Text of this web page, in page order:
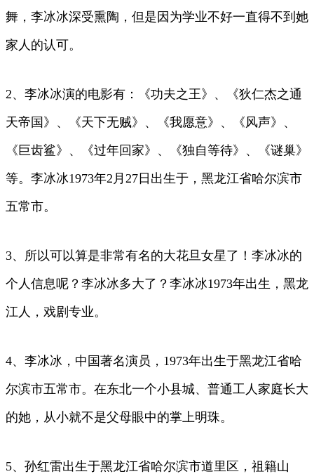
舞，李冰冰深受熏陶，但是因为学业不好一直得不到她
家人的认可。
2、李冰冰演的电影有：《功夫之王》、《狄仁杰之通
天帝国》、《天下无贼》、《我愿意》、《风声》、
《巨齿鲨》、《过年回家》、《独自等待》、《谜巢》
等。李冰冰1973年2月27日出生于，黑龙江省哈尔滨市
五常市。
3、所以可以算是非常有名的大花旦女星了！李冰冰的
个人信息呢？李冰冰多大了？李冰冰1973年出生，黑龙
江人，戏剧专业。
4、李冰冰，中国著名演员，1973年出生于黑龙江省哈
尔滨市五常市。在东北一个小县城、普通工人家庭长大
的她，从小就不是父母眼中的掌上明珠。
5、孙红雷出生于黑龙江省哈尔滨市道里区，祖籍山